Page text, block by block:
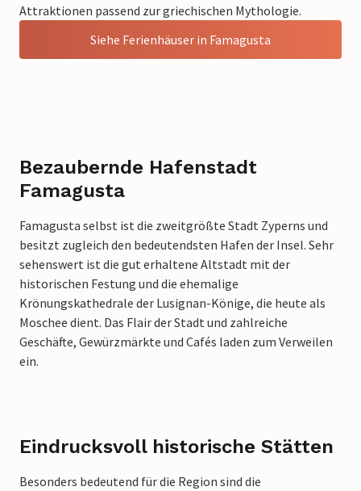
Attraktionen passend zur griechischen Mythologie.
Siehe Ferienhäuser in Famagusta
Bezaubernde Hafenstadt
Famagusta
Famagusta selbst ist die zweitgrößte Stadt Zyperns und
besitzt zugleich den bedeutendsten Hafen der Insel. Sehr
sehenswert ist die gut erhaltene Altstadt mit der
historischen Festung und die ehemalige
Krönungskathedrale der Lusignan-Könige, die heute als
Moschee dient. Das Flair der Stadt und zahlreiche
Geschäfte, Gewürzmärkte und Cafés laden zum Verweilen
ein.
Eindrucksvoll historische Stätten
Besonders bedeutend für die Region sind die